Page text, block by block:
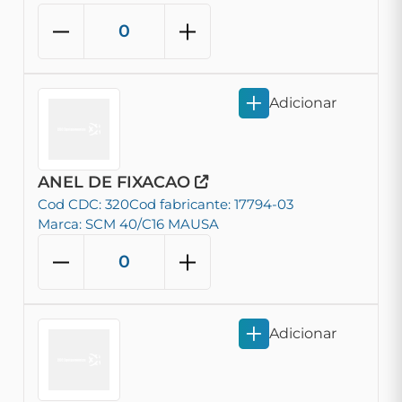
ANEL DE FIXACAO
Cod CDC: 320Cod fabricante: 17794-03
Marca: SCM 40/C16 MAUSA
Adicionar
Adicionar